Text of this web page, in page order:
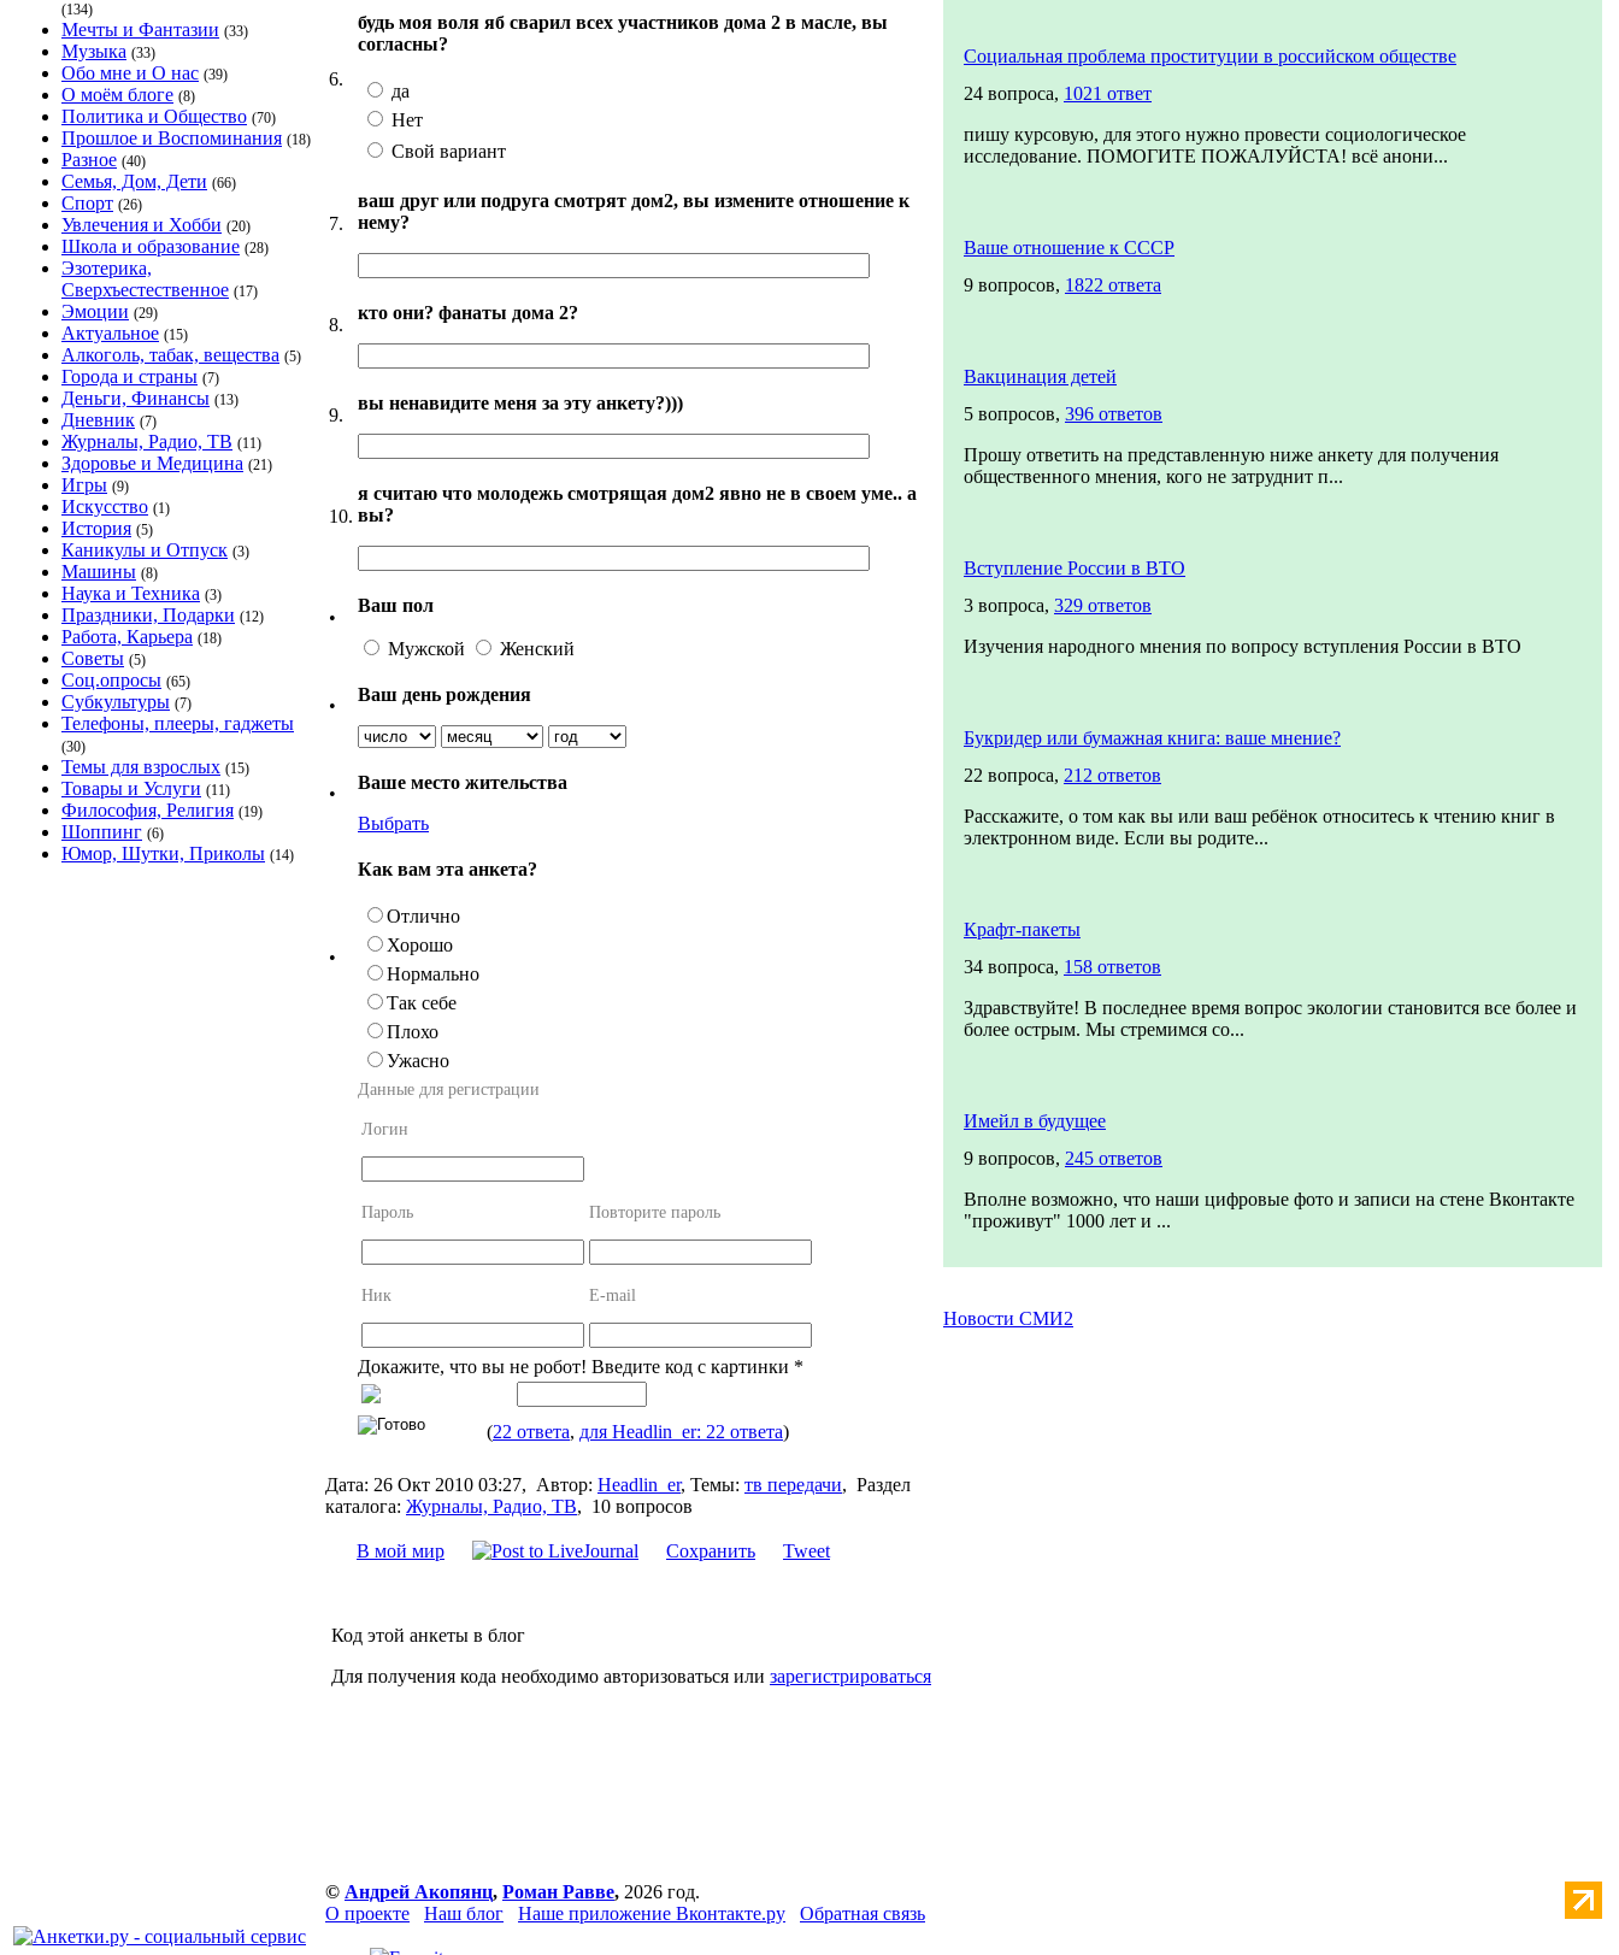
(134)
Мечты и Фантазии (33)
Музыка (33)
Обо мне и О нас (39)
О моём блоге (8)
Политика и Общество (70)
Прошлое и Воспоминания (18)
Разное (40)
Семья, Дом, Дети (66)
Спорт (26)
Увлечения и Хобби (20)
Школа и образование (28)
Эзотерика,
Сверхъестественное (17)
Эмоции (29)
Актуальное (15)
Алкоголь, табак, вещества (5)
Города и страны (7)
Деньги, Финансы (13)
Дневник (7)
Журналы, Радио, ТВ (11)
Здоровье и Медицина (21)
Игры (9)
Искусство (1)
История (5)
Каникулы и Отпуск (3)
Машины (8)
Наука и Техника (3)
Праздники, Подарки (12)
Работа, Карьера (18)
Советы (5)
Соц.опросы (65)
Субкультуры (7)
Телефоны, плееры, гаджеты
(30)
Темы для взрослых (15)
Товары и Услуги (11)
Философия, Религия (19)
Шоппинг (6)
Юмор, Шутки, Приколы (14)
6.
будь моя воля яб сварил всех участников дома 2 в масле, вы
согласны?
да
Нет
Свой вариант
7.
ваш друг или подруга смотрят дом2, вы измените отношение к
нему?
8.
кто они? фанаты дома 2?
9.
вы ненавидите меня за эту анкету?)))
10.
я считаю что молодежь смотрящая дом2 явно не в своем уме.. а
вы?
•
Ваш пол
Мужской Женский
•
Ваш день рождения
•
Ваше место жительства
Выбрать
•
Как вам эта анкета?
Отлично
Хорошо
Нормально
Так себе
Плохо
Ужасно
Данные для регистрации
Логин
Пароль Повторите пароль
Ник E-mail
Докажите, что вы не робот! Введите код с картинки *
(22 ответа, для Headlin_er: 22 ответа)
Дата: 26 Окт 2010 03:27, Автор: Headlin_er, Темы: тв передачи, Раздел
каталога: Журналы, Радио, ТВ, 10 вопросов
В мой мир Сохранить Tweet
Код этой анкеты в блог
Для получения кода необходимо авторизоваться или зарегистрироваться
Социальная проблема проституции в российском обществе
24 вопроса, 1021 ответ
пишу курсовую, для этого нужно провести социологическое
исследование. ПОМОГИТЕ ПОЖАЛУЙСТА! всё анони...
Ваше отношение к СССР
9 вопросов, 1822 ответа
Вакцинация детей
5 вопросов, 396 ответов
Прошу ответить на представленную ниже анкету для получения
общественного мнения, кого не затруднит п...
Вступление России в ВТО
3 вопроса, 329 ответов
Изучения народного мнения по вопросу вступления России в ВТО
Букридер или бумажная книга: ваше мнение?
22 вопроса, 212 ответов
Расскажите, о том как вы или ваш ребёнок относитесь к чтению книг в
электронном виде. Если вы родите...
Крафт-пакеты
34 вопроса, 158 ответов
Здравствуйте! В последнее время вопрос экологии становится все более и
более острым. Мы стремимся со...
Имейл в будущее
9 вопросов, 245 ответов
Вполне возможно, что наши цифровые фото и записи на стене Вконтакте
"проживут" 1000 лет и ...
Новости СМИ2
© Андрей Акопянц, Роман Равве, 2026 год.
О проекте
Наш блог Наше приложение Вконтакте.ру Обратная связь